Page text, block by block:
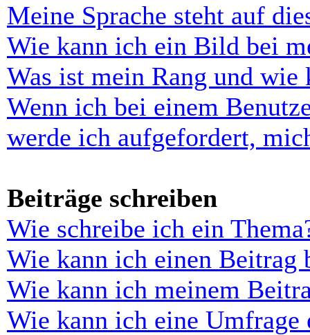
Meine Sprache steht auf
Wie kann ich ein Bild bei
Was ist mein Rang und wie
Wenn ich bei einem
werde ich aufgefordert,
Beiträge schreiben
Wie schreibe ich ein
Wie kann ich einen Beitrag
Wie kann ich meinem
Wie kann ich eine Umfrage